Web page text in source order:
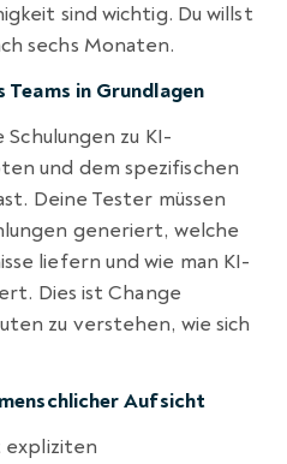
sind wichtig. Du willst
sechs Monaten.
in Grundlagen
zu KI-
und dem spezifischen
Deine Tester müssen
generiert, welche
liefern und wie man KI-
Dies ist Change
zu verstehen, wie sich
Aufsicht